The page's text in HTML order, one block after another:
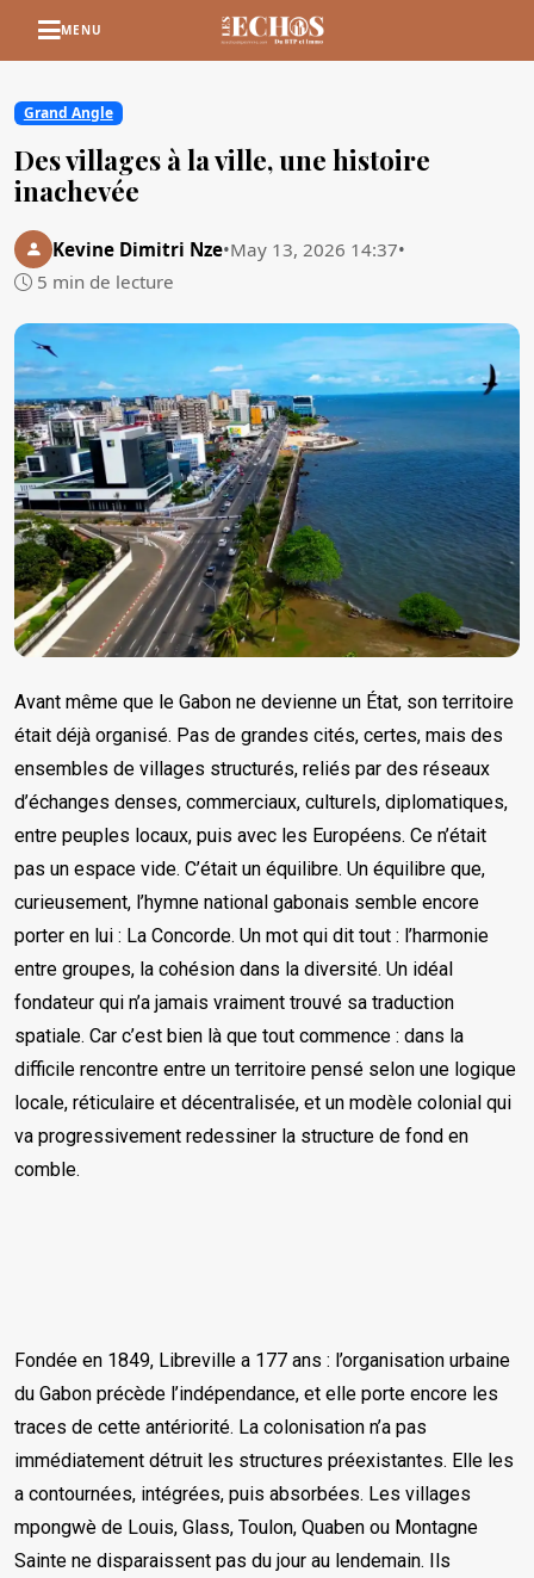
MENU
Grand Angle
Des villages à la ville, une histoire
inachevée
Kevine Dimitri Nze•May 13, 2026 14:37•
5 min de lecture
Avant même que le Gabon ne devienne un État, son territoire
était déjà organisé. Pas de grandes cités, certes, mais des
ensembles de villages structurés, reliés par des réseaux
d’échanges denses, commerciaux, culturels, diplomatiques,
entre peuples locaux, puis avec les Européens. Ce n’était
pas un espace vide. C’était un équilibre. Un équilibre que,
curieusement, l’hymne national gabonais semble encore
porter en lui : La Concorde. Un mot qui dit tout : l’harmonie
entre groupes, la cohésion dans la diversité. Un idéal
fondateur qui n’a jamais vraiment trouvé sa traduction
spatiale. Car c’est bien là que tout commence : dans la
difficile rencontre entre un territoire pensé selon une logique
locale, réticulaire et décentralisée, et un modèle colonial qui
va progressivement redessiner la structure de fond en
comble.
Fondée en 1849, Libreville a 177 ans : l’organisation urbaine
du Gabon précède l’indépendance, et elle porte encore les
traces de cette antériorité. La colonisation n’a pas
immédiatement détruit les structures préexistantes. Elle les
a contournées, intégrées, puis absorbées. Les villages
mpongwè de Louis, Glass, Toulon, Quaben ou Montagne
Sainte ne disparaissent pas du jour au lendemain. Ils